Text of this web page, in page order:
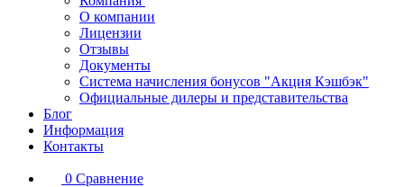
О компании
Лицензии
Отзывы
Документы
Система начисления бонусов "Акция Кэшбэк"
Официальные дилеры и представительства
Блог
Информация
Контакты
0 Сравнение